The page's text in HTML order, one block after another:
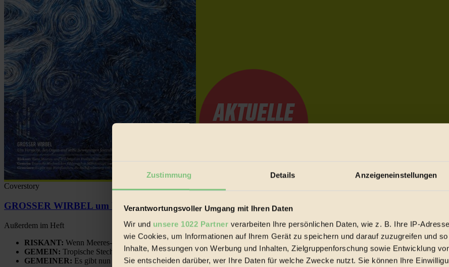
Zustimmung Details Anzeigeneinstellungen
Verantwortungsvoller Umgang mit Ihren Daten
Wir und unsere 1022 Partner verarbeiten Ihre persönlichen Daten, wie z. B. Ihre IP-
wie Cookies, um Informationen auf Ihrem Gerät zu speichern und darauf zuzugreifen und
Inhalte, Messungen von Werbung und Inhalten, Zielgruppenforschung sowie Entwicklung
Sie entscheiden darüber, wer Ihre Daten für welche Zwecke nutzt. Sie können Ihre
Coverstory
GROSSER WIRBEL um Versuche, den Ozean und seine Bewegungen festzuhalten.
Außerdem im Heft
RISKANT: Wenn Meeres- und Wildvögel im Freilandhühnerbetrieb vorbeischauen.
GEMEIN: Tropische Stechmücken fühlen sich in Mitteleuropa inziwschen oft zu Hause.
GEMEINER: Es gibt nun Weinflaschen, die nach Entleerung voll wieder zu dir zurückkommen.